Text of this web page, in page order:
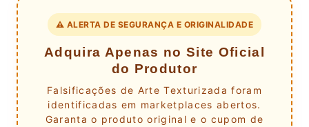
⚠️ ALERTA DE SEGURANÇA E ORIGINALIDADE
Adquira Apenas no Site Oficial
do Produtor
Falsificações de Arte Texturizada foram
identificadas em marketplaces abertos.
Garanta o produto original e o cupom de